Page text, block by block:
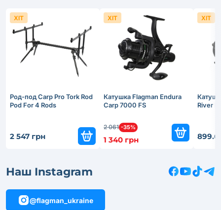
Род-под Carp Pro Tork Rod
Pod For 4 Rods
2 547 грн
ХІТ
Катушка Flagman Endura
Carp 7000 FS
2 061 -35%
1 340 грн
ХІТ
River
899.6
ХІТ
Наш Instagram
@flagman_ukraine